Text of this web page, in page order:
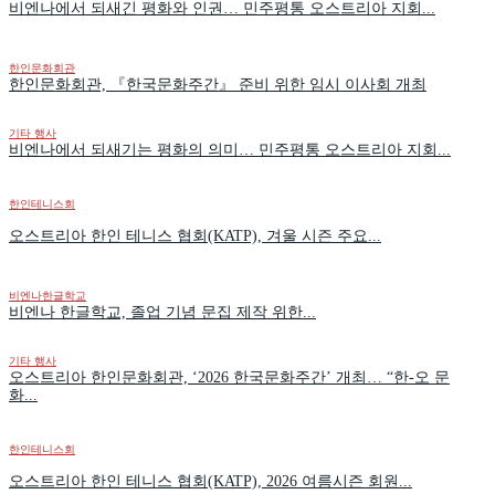
비엔나에서 되새긴 평화와 인권… 민주평통 오스트리아 지회...
한인문화회관
한인문화회관, 『한국문화주간』 준비 위한 임시 이사회 개최
기타 행사
비엔나에서 되새기는 평화의 의미… 민주평통 오스트리아 지회...
한인테니스회
오스트리아 한인 테니스 협회(KATP), 겨울 시즌 주요...
비엔나한글학교
비엔나 한글학교, 졸업 기념 문집 제작 위한...
기타 행사
오스트리아 한인문화회관, ‘2026 한국문화주간’ 개최… “한-오 문
화...
한인테니스회
오스트리아 한인 테니스 협회(KATP), 2026 여름시즌 회원...